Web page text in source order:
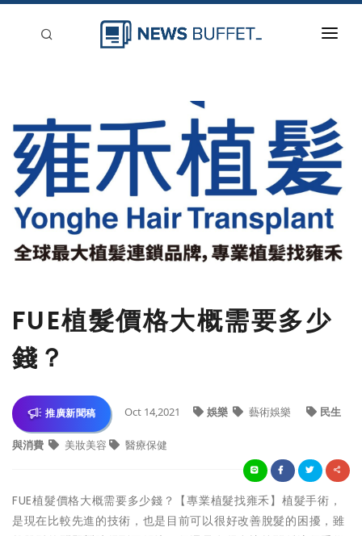
登入
刊登
FUE植髮價格大概需要多少
錢？
推廣新聞稿 Oct 14,2021 娛樂 藝術娛樂 民生
與消費 美妝美容 醫療保健
FUE植髮價格大概需要多少錢？【專業植髮找雍禾】植髮手術，
是現在比較先進的技術，也是目前可以很好改善脫髮的困擾，雖